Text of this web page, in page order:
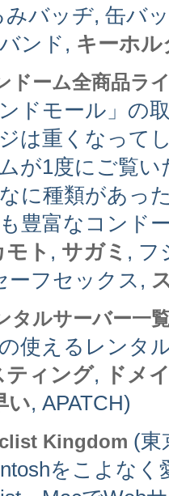
みバッヂ, 缶バ
ンド, キーホル
ドーム全商品ラ
ンドモール」の
は重くなって
ムが1度にご覧
に種類があっ
豊富なコンド
ト , サガミ , フ
ーフセックス,
タルサーバー一
使えるレンタ
ティング, ドメ
い, APATCH)
Kingdom (東
をこよな